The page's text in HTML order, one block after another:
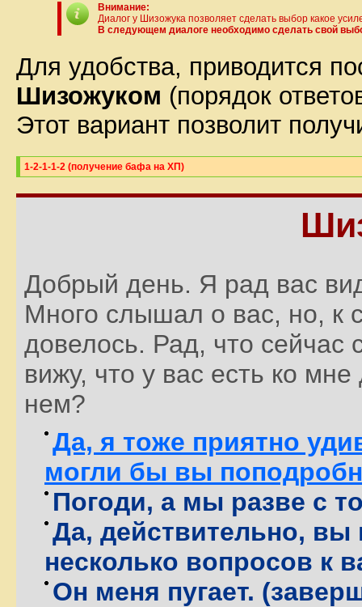
Внимание:
Диалог у Шизожука позволяет сделать выбор какое
В следующем диалоге необходимо сделать свой
Для удобства, приводится
Шизожуком (порядок
Этот вариант позволит
1-2-1-1-2 (получение бафа на ХП)
Добрый день. Я рад вас
Много слышал о вас, но, к
довелось. Рад, что сейчас
вижу, что у вас есть ко
нем?
Да, я тоже приятно
могли бы вы
Погоди, а мы разве с
Да, действительно,
несколько вопросов к
Он меня пугает.